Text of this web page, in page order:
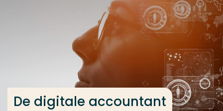
... > De digitale accountant
De digitale accountant
Opleiding
Contact